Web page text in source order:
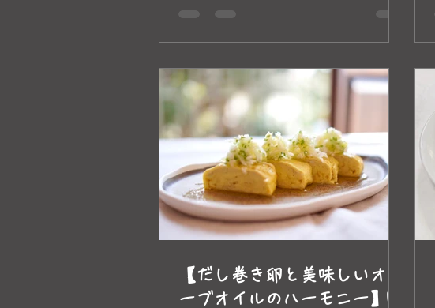
【だし巻き卵と美味しいオリ
ーブオイルのハーモニー】by